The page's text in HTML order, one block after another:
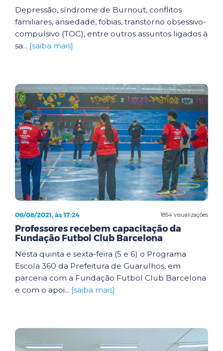
Depressão, síndrome de Burnout, conflitos
familiares, ansiedade, fobias, transtorno obsessivo-
compulsivo (TOC), entre outros assuntos ligados à
sa... [saiba mais]
1854 visualizações
06/08/2021, às 17:24
Professores recebem capacitação da
Fundação Futbol Club Barcelona
Nesta quinta e sexta-feira (5 e 6) o Programa
Escola 360 da Prefeitura de Guarulhos, em
parceria com a Fundação Futbol Club Barcelona
e com o apoi... [saiba mais]